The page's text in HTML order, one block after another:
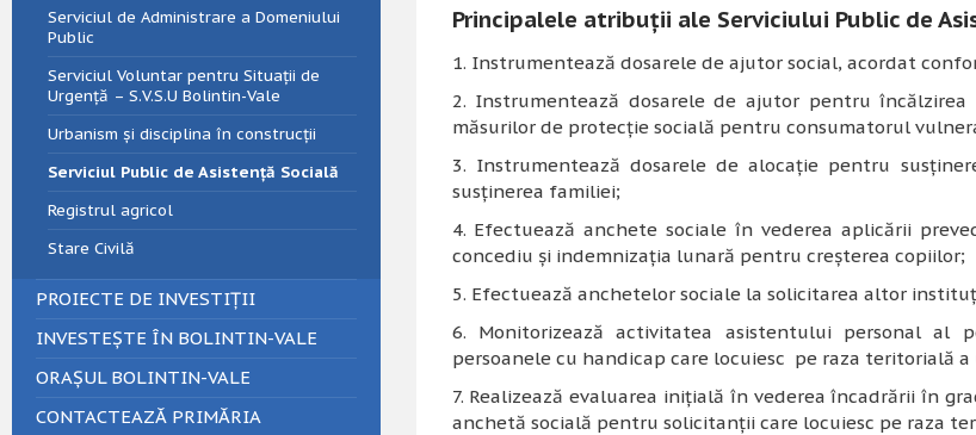
Principalele atribuții ale Serviciului Public de
Instrumentează dosarele de ajutor social, acordat
Instrumentează dosarele de ajutor pentru
măsurilor de protecţie socială pentru consumatorul
Instrumentează dosarele de alocaţie pentru
susţinerea familiei;
Efectuează anchete sociale în vederea aplicării
concediu şi indemnizaţia lunară pentru creşterea copiilor;
Efectuează anchetelor sociale la solicitarea altor
Monitorizează activitatea asistentului personal al
persoanele cu handicap care locuiesc pe raza teritorială
Realizează evaluarea inițială în vederea încadrării în
anchetă socială pentru solicitanții care locuiesc pe raza
Serviciul de Administrare a Domeniului
Public
Serviciul Voluntar pentru Situații de
Urgență – S.V.S.U Bolintin-Vale
Urbanism și disciplina în construcții
Serviciul Public de Asistență Socială
Registrul agricol
Stare Civilă
PROIECTE DE INVESTIȚII
INVESTEȘTE ÎN BOLINTIN-VALE
ORAȘUL BOLINTIN-VALE
CONTACTEAZĂ PRIMĂRIA